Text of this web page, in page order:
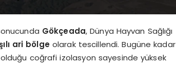
Gökçeada, Dünya Hayvan Sağlığı
ari bölgeolarak tescillendi. Bugüne kadar
coğrafi izolasyon sayesinde yüksek